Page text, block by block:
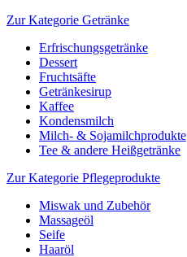
Zur Kategorie Getränke
Erfrischungsgetränke
Dessert
Fruchtsäfte
Getränkesirup
Kaffee
Kondensmilch
Milch- & Sojamilchprodukte
Tee & andere Heißgetränke
Zur Kategorie Pflegeprodukte
Miswak und Zubehör
Massageöl
Seife
Haaröl